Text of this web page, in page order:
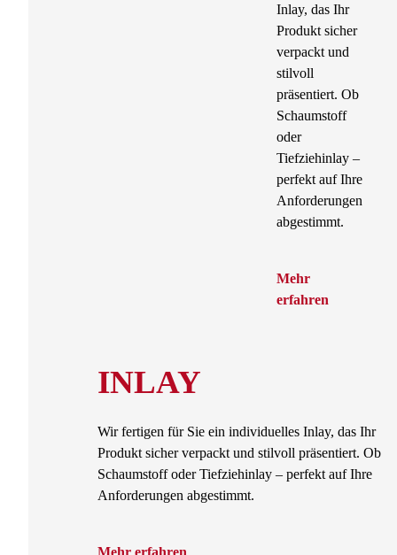
Inlay, das Ihr
Produkt sicher
verpackt und
stilvoll
präsentiert. Ob
Schaumstoff
oder
Tiefziehinlay –
perfekt auf Ihre
Anforderungen
abgestimmt.
Mehr
erfahren
INLAY
Wir fertigen für Sie ein individuelles Inlay, das Ihr
Produkt sicher verpackt und stilvoll präsentiert. Ob
Schaumstoff oder Tiefziehinlay – perfekt auf Ihre
Anforderungen abgestimmt.
Mehr erfahren